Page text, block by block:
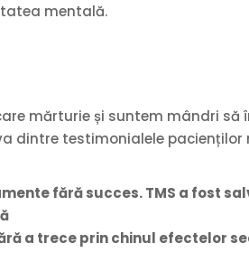
mentală.
mărturie și suntem mândri să
dintre testimonialele pacienților
fără succes. TMS a fost
a trece prin chinul efectelor